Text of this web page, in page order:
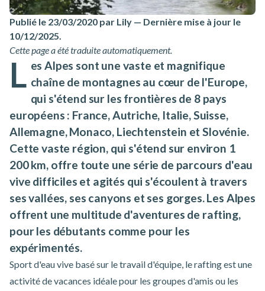
Publié le 23/03/2020 par Lily — Dernière mise à jour le
10/12/2025.
Cette page a été traduite automatiquement.
L es Alpes sont une vaste et magnifique
chaîne de montagnes au cœur de l'Europe,
qui s'étend sur les frontières de 8 pays
européens : France, Autriche, Italie, Suisse,
Allemagne, Monaco, Liechtenstein et Slovénie.
Cette vaste région, qui s'étend sur environ 1
200 km, offre toute une série de parcours d'eau
vive difficiles et agités qui s'écoulent à travers
ses vallées, ses canyons et ses gorges. Les Alpes
offrent une multitude d'aventures de rafting,
pour les débutants comme pour les
expérimentés.
Sport d'eau vive basé sur le travail d'équipe, le rafting est une
activité de vacances idéale pour les groupes d'amis ou les